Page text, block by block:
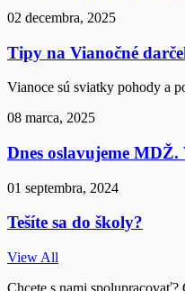
02 decembra, 2025
Tipy na Vianočné
Vianoce sú sviatky pohody a
08 marca, 2025
Dnes oslavujeme MDŽ.
01 septembra, 2024
Tešíte sa do školy?
View All